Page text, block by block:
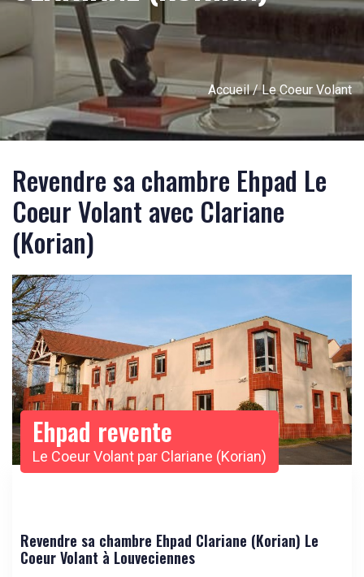
Accueil/ Le Coeur Volant
Revendre sa chambre Ehpad Le
Coeur Volant avec Clariane
(Korian)
Ehpad revente
Le Coeur Volant par Clariane (Korian)
Revendre sa chambre Ehpad Clariane (Korian) Le
Coeur Volant à Louveciennes